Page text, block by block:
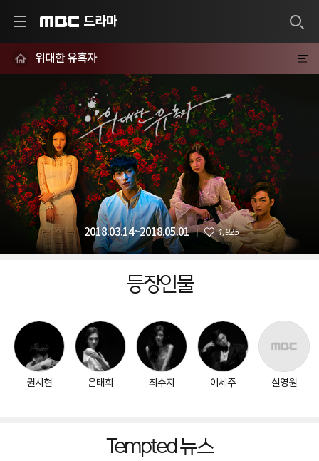
드라마
위대한 유혹자
2018.03.14~2018.05.01 1,925
등장인물
권시현 은태희 최수지 이세주 설영원
Tempted 뉴스